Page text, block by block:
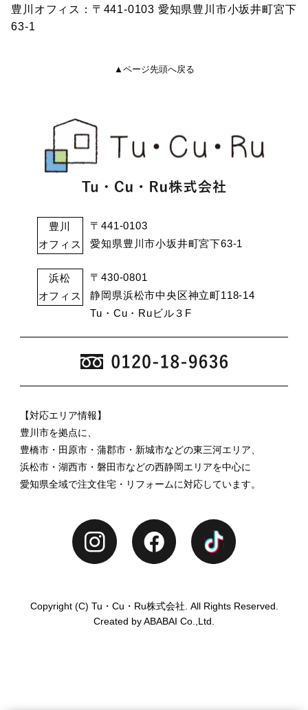
豊川オフィス：〒441-0103 愛知県豊川市小坂井町宮下
63-1
▲ページ先頭へ戻る
豊川
オフィス
〒441-0103
愛知県豊川市小坂井町宮下63-1
浜松
オフィス
〒430-0801
静岡県浜松市中央区神立町118-14
Tu・Cu・Ruビル３F
【対応エリア情報】
豊川市を拠点に、
豊橋市・田原市・蒲郡市・新城市などの東三河エリア、
浜松市・湖西市・磐田市などの西静岡エリアを中心に
愛知県全域で注文住宅・リフォームに対応しています。
Copyright (C) Tu・Cu・Ru株式会社. All Rights Reserved.
Created by ABABAI Co.,Ltd.